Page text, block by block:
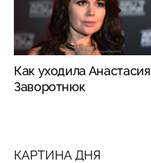
Как уходила Анастасия
Заворотнюк
КАРТИНА ДНЯ